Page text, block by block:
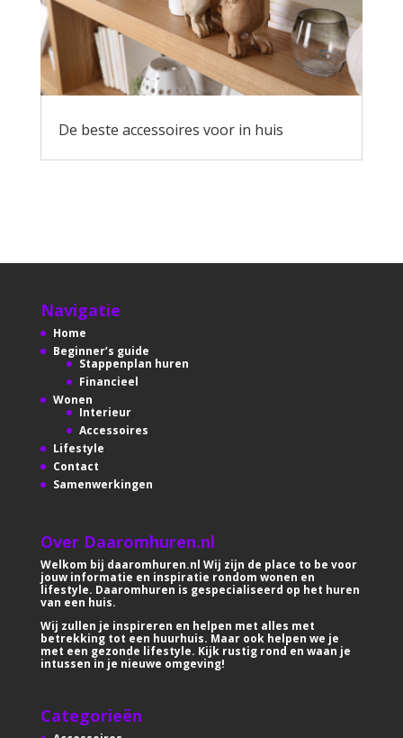
De beste accessoires voor in huis
Navigatie
Home
Beginner’s guide
Stappenplan huren
Financieel
Wonen
Interieur
Accessoires
Lifestyle
Contact
Samenwerkingen
Over Daaromhuren.nl
Welkom bij daaromhuren.nl Wij zijn de place to be voor
jouw informatie en inspiratie rondom wonen en
lifestyle. Daaromhuren is gespecialiseerd op het huren
van een huis.
Wij zullen je inspireren en helpen met alles met
betrekking tot een huurhuis. Maar ook helpen we je
met een gezonde lifestyle. Kijk rustig rond en waan je
intussen in je nieuwe omgeving!
Categorieën